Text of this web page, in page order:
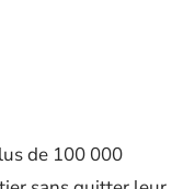
de 100 000